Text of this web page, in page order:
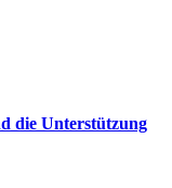
die Unterstützung